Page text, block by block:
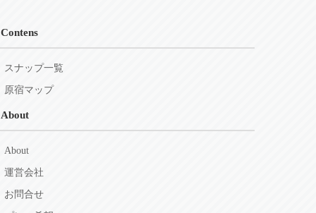
Contens
スナップ一覧
原宿マップ
About
About
運営会社
お問合せ